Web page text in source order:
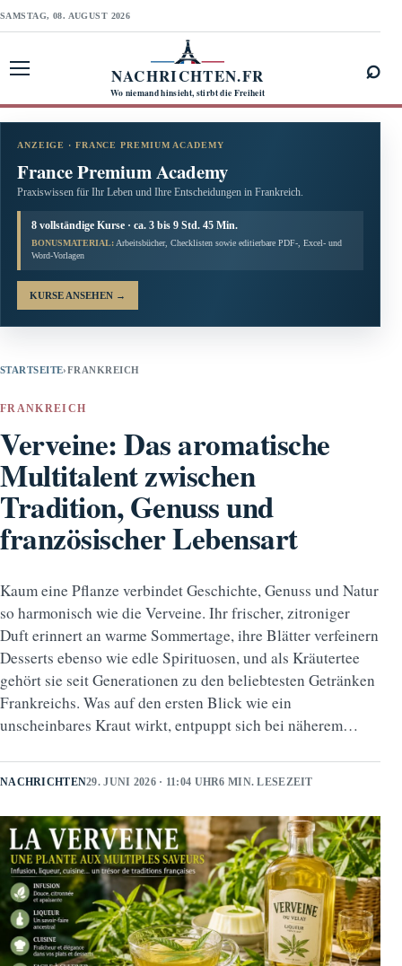
SAMSTAG, 08. AUGUST 2026
NACHRICHTEN.FR
Wo niemand hinsieht, stirbt die Freiheit
⌕
ANZEIGE · FRANCE PREMIUM ACADEMY
France Premium Academy
Praxiswissen für Ihr Leben und Ihre Entscheidungen in Frankreich.
8 vollständige Kurse · ca. 3 bis 9 Std. 45 Min.
BONUSMATERIAL: Arbeitsbücher, Checklisten sowie editierbare PDF-, Excel- und
Word-Vorlagen
KURSE ANSEHEN →
STARTSEITE›FRANKREICH
FRANKREICH
Verveine: Das aromatische
Multitalent zwischen
Tradition, Genuss und
französischer Lebensart
Kaum eine Pflanze verbindet Geschichte, Genuss und Natur
so harmonisch wie die Verveine. Ihr frischer, zitroniger
Duft erinnert an warme Sommertage, ihre Blätter verfeinern
Desserts ebenso wie edle Spirituosen, und als Kräutertee
gehört sie seit Generationen zu den beliebtesten Getränken
Frankreichs. Was auf den ersten Blick wie ein
unscheinbares Kraut wirkt, entpuppt sich bei näherem…
NACHRICHTEN29. JUNI 2026 · 11:04 UHR6 MIN. LESEZEIT